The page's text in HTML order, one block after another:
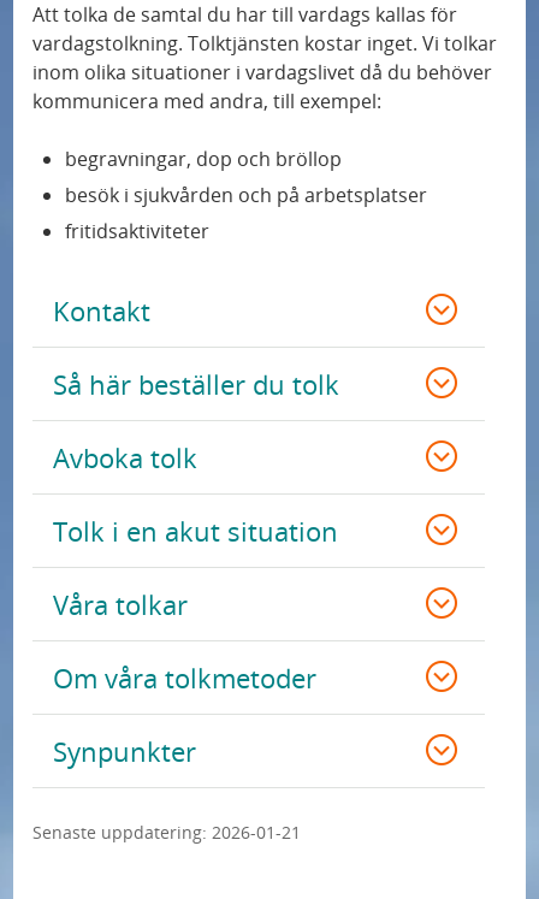
Att tolka de samtal du har till vardags kallas för
vardagstolkning. Tolktjänsten kostar inget. Vi tolkar
inom olika situationer i vardagslivet då du behöver
kommunicera med andra, till exempel:
begravningar, dop och bröllop
besök i sjukvården och på arbetsplatser
fritidsaktiviteter
Kontakt
Så här beställer du tolk
Avboka tolk
Tolk i en akut situation
Våra tolkar
Om våra tolkmetoder
Synpunkter
Senaste uppdatering: 2026-01-21